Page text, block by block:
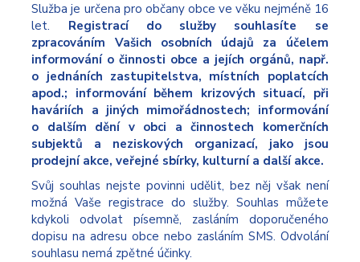
Služba je určena pro občany obce ve věku nejméně 16
let. Registrací do služby souhlasíte se
zpracováním Vašich osobních údajů za účelem
informování o činnosti obce a jejích orgánů, např.
o jednáních zastupitelstva, místních poplatcích
apod.; informování během krizových situací, při
haváriích a jiných mimořádnostech; informování
o dalším dění v obci a činnostech komerčních
subjektů a neziskových organizací, jako jsou
prodejní akce, veřejné sbírky, kulturní a další akce.
Svůj souhlas nejste povinni udělit, bez něj však není
možná Vaše registrace do služby. Souhlas můžete
kdykoli odvolat písemně, zasláním doporučeného
dopisu na adresu obce nebo zasláním SMS. Odvolání
souhlasu nemá zpětné účinky.